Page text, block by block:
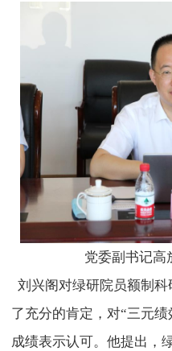
党委副书记高
刘兴阁对绿研院员额制
了充分的肯定，对“三元
成绩表示认可。他提出，